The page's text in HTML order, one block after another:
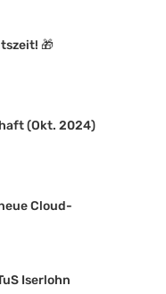
🎁
(Okt. 2024)
Cloud-
Iserlohn